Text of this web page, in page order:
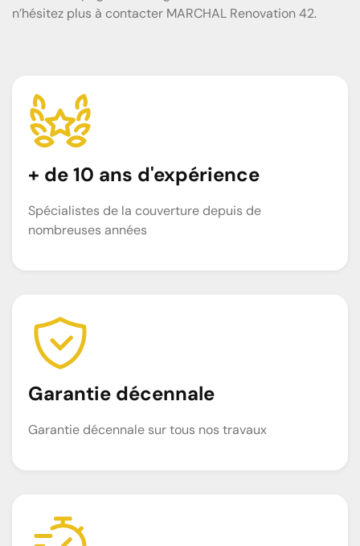
n’hésitez plus à contacter MARCHAL Renovation 42.
+ de 10 ans d'expérience
Spécialistes de la couverture depuis de
nombreuses années
Garantie décennale
Garantie décennale sur tous nos travaux